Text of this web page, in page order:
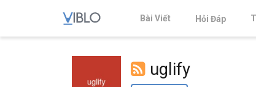
Bài Viết Hỏi Đáp
uglify